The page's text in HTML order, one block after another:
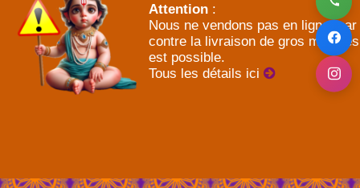
Attention :
Nous ne vendons pas en ligne, par
contre la livraison de gros meubles
est possible.
Tous les détails ici